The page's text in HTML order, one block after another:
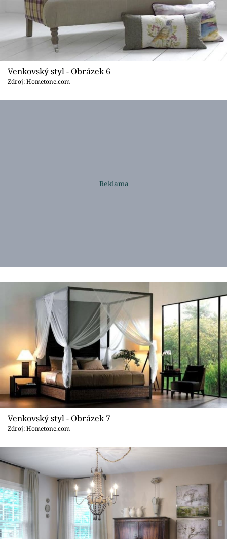
Venkovský styl - Obrázek 6
Zdroj: Hometone.com
Venkovský styl - Obrázek 7
Zdroj: Hometone.com